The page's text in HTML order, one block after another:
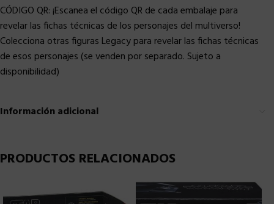
CÓDIGO QR: ¡Escanea el código QR de cada embalaje para
revelar las fichas técnicas de los personajes del multiverso!
Colecciona otras figuras Legacy para revelar las fichas técnicas
de esos personajes (se venden por separado. Sujeto a
disponibilidad)
Información adicional
PRODUCTOS RELACIONADOS